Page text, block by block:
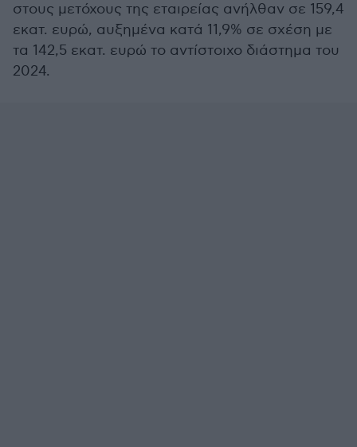
στους μετόχους της εταιρείας ανήλθαν σε 159,4
εκατ. ευρώ, αυξημένα κατά 11,9% σε σχέση με
τα 142,5 εκατ. ευρώ το αντίστοιχο διάστημα του
2024.